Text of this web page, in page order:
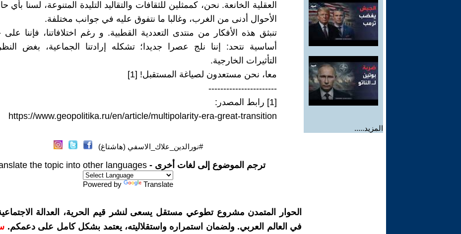
المزيد.....
العقلية الخانعة. نحن، كممثلين للثقافات والتقاليد التليدة المتنوعة، لسنا بأي
الأحوال أدنى من الغرب، وغالبا ما نتفوق عليه في جوانب مختلفة.
تنبثق هذه الأفكار من منتدى التعددية القطبية. و رغم اختلافاتنا، فإننا على
أساسية نتحد: إننا نلج عصرا جديدا؛ تشكله إرادتنا الجماعية، بغض
التأثيرات الخارجية.
معا، نحن مستعدون لصياغة المستقبل! [1]
-----------------------
[1] رابط المصدر:
https://www.geopolitika.ru/en/article/multipolarity-era-great-transition
#نورالدين_علاك_الاسفي (هاشتاغ)
ترجم الموضوع إلى لغات أخرى - the topic into other languages
Powered by Translate
الحوار المتمدن مشروع تطوعي مستقل يسعى لنشر قيم الحرية، العدالة
في العالم العربي. ولضمان استمراره واستقلاليته، يعتمد بشكل كامل على دعمكم.